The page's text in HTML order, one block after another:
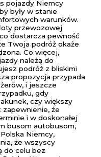
pojazdy Niemcy
były w stanie
warunków.
przewozowej
dostarcza pewność
Twoja podróż okaże
Co więcej,
należą do
podróż z bliskimi
propozycja przypada
i jeszcze
gdy
czy większy
że
i w doskonałej
busom autobusom,
Niemcy,
że wszyscy
do celu bez